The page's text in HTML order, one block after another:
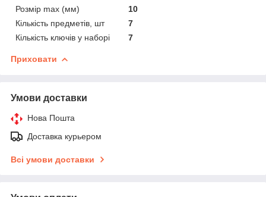
Розмір max (мм)
10
Кількість предметів, шт
7
Кількість ключів у наборі
7
Приховати
Умови доставки
Нова Пошта
Доставка курьером
Всі умови доставки